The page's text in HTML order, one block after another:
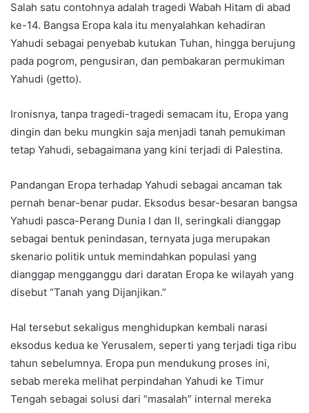
Salah satu contohnya adalah tragedi Wabah Hitam di abad
ke-14. Bangsa Eropa kala itu menyalahkan kehadiran
Yahudi sebagai penyebab kutukan Tuhan, hingga berujung
pada pogrom, pengusiran, dan pembakaran permukiman
Yahudi (getto).
Ironisnya, tanpa tragedi-tragedi semacam itu, Eropa yang
dingin dan beku mungkin saja menjadi tanah pemukiman
tetap Yahudi, sebagaimana yang kini terjadi di Palestina.
Pandangan Eropa terhadap Yahudi sebagai ancaman tak
pernah benar-benar pudar. Eksodus besar-besaran bangsa
Yahudi pasca-Perang Dunia I dan II, seringkali dianggap
sebagai bentuk penindasan, ternyata juga merupakan
skenario politik untuk memindahkan populasi yang
dianggap mengganggu dari daratan Eropa ke wilayah yang
disebut “Tanah yang Dijanjikan.”
Hal tersebut sekaligus menghidupkan kembali narasi
eksodus kedua ke Yerusalem, seperti yang terjadi tiga ribu
tahun sebelumnya. Eropa pun mendukung proses ini,
sebab mereka melihat perpindahan Yahudi ke Timur
Tengah sebagai solusi dari “masalah” internal mereka